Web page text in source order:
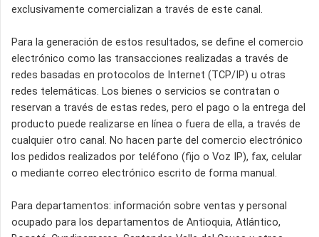
exclusivamente comercializan a través de este canal.
Para la generación de estos resultados, se define el comercio
electrónico como las transacciones realizadas a través de
redes basadas en protocolos de Internet (TCP/IP) u otras
redes telemáticas. Los bienes o servicios se contratan o
reservan a través de estas redes, pero el pago o la entrega del
producto puede realizarse en línea o fuera de ella, a través de
cualquier otro canal. No hacen parte del comercio electrónico
los pedidos realizados por teléfono (fijo o Voz IP), fax, celular
o mediante correo electrónico escrito de forma manual.
Para departamentos: información sobre ventas y personal
ocupado para los departamentos de Antioquia, Atlántico,